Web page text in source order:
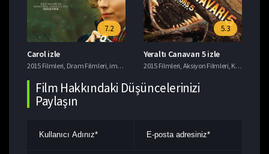
imdb 7+ Filmler,Macera Filmleri,Türk Komedi Filmleri,Yerli Filmler
7.2
Carol izle
2015 Filmleri Dram Filmleri imdb 7+ Filmler ,Romantik Filmler
5.3
Yeraltı Canavarı 5 izle
2015 Filmleri Aksiyon Filmleri Komedi Filmleri
Film Hakkındaki Düşüncelerinizi
Paylaşın